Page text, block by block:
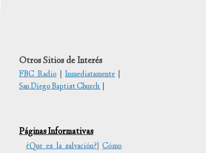
Otros Sitios de Interés
FBC Radio|Inmediatamente|
San Diego Baptist Church
Páginas Informativas
¿Que es la salvación?| Cómo